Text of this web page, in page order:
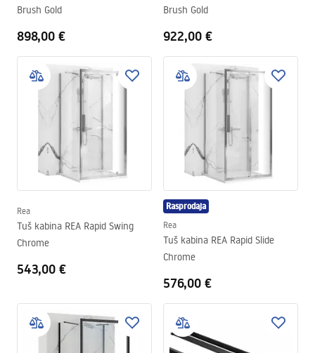
Brush Gold
898,00 €
Brush Gold
922,00 €
Rea
Tuš kabina REA Rapid Swing
Chrome
543,00 €
Rasprodaja
Rea
Tuš kabina REA Rapid Slide
Chrome
576,00 €